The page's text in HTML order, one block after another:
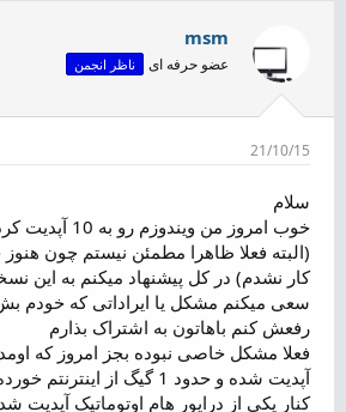
ه
و
و
ع
ع
ه
ا
msm
عضو حرفه ای ناظر انجمن
21/10/15
سلام
خوب امروز من
(البته فعلا ظاهرا مطمئن نیستم چون
کار نشدم) در کل پیشنهاد میکنم به این
سعی میکنم مشکل یا ایراداتی که خودم
رفعش کنم باهاتون به اشتراک بذارم
فعلا مشکل خاصی نبوده بجز امروز که
آپدیت شده و حدود 1 گیگ از
کنار یکی از درایور هام اوتوماتیک